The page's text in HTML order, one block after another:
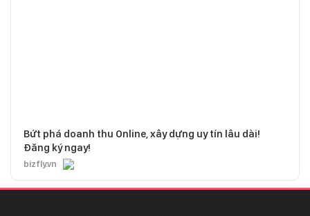
Bứt phá doanh thu Online, xây dựng uy tín lâu dài!
Đăng ký ngay!
bizfly.vn